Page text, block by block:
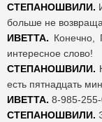
СТЕПАНОШВИЛИ.
больше не
ИВЕТТА. Конечно,
интересное слово!
СТЕПАНОШВИЛИ.
есть пятнадцать
ИВЕТТА. 8-985-255-
СТЕПАНОШВИЛИ.